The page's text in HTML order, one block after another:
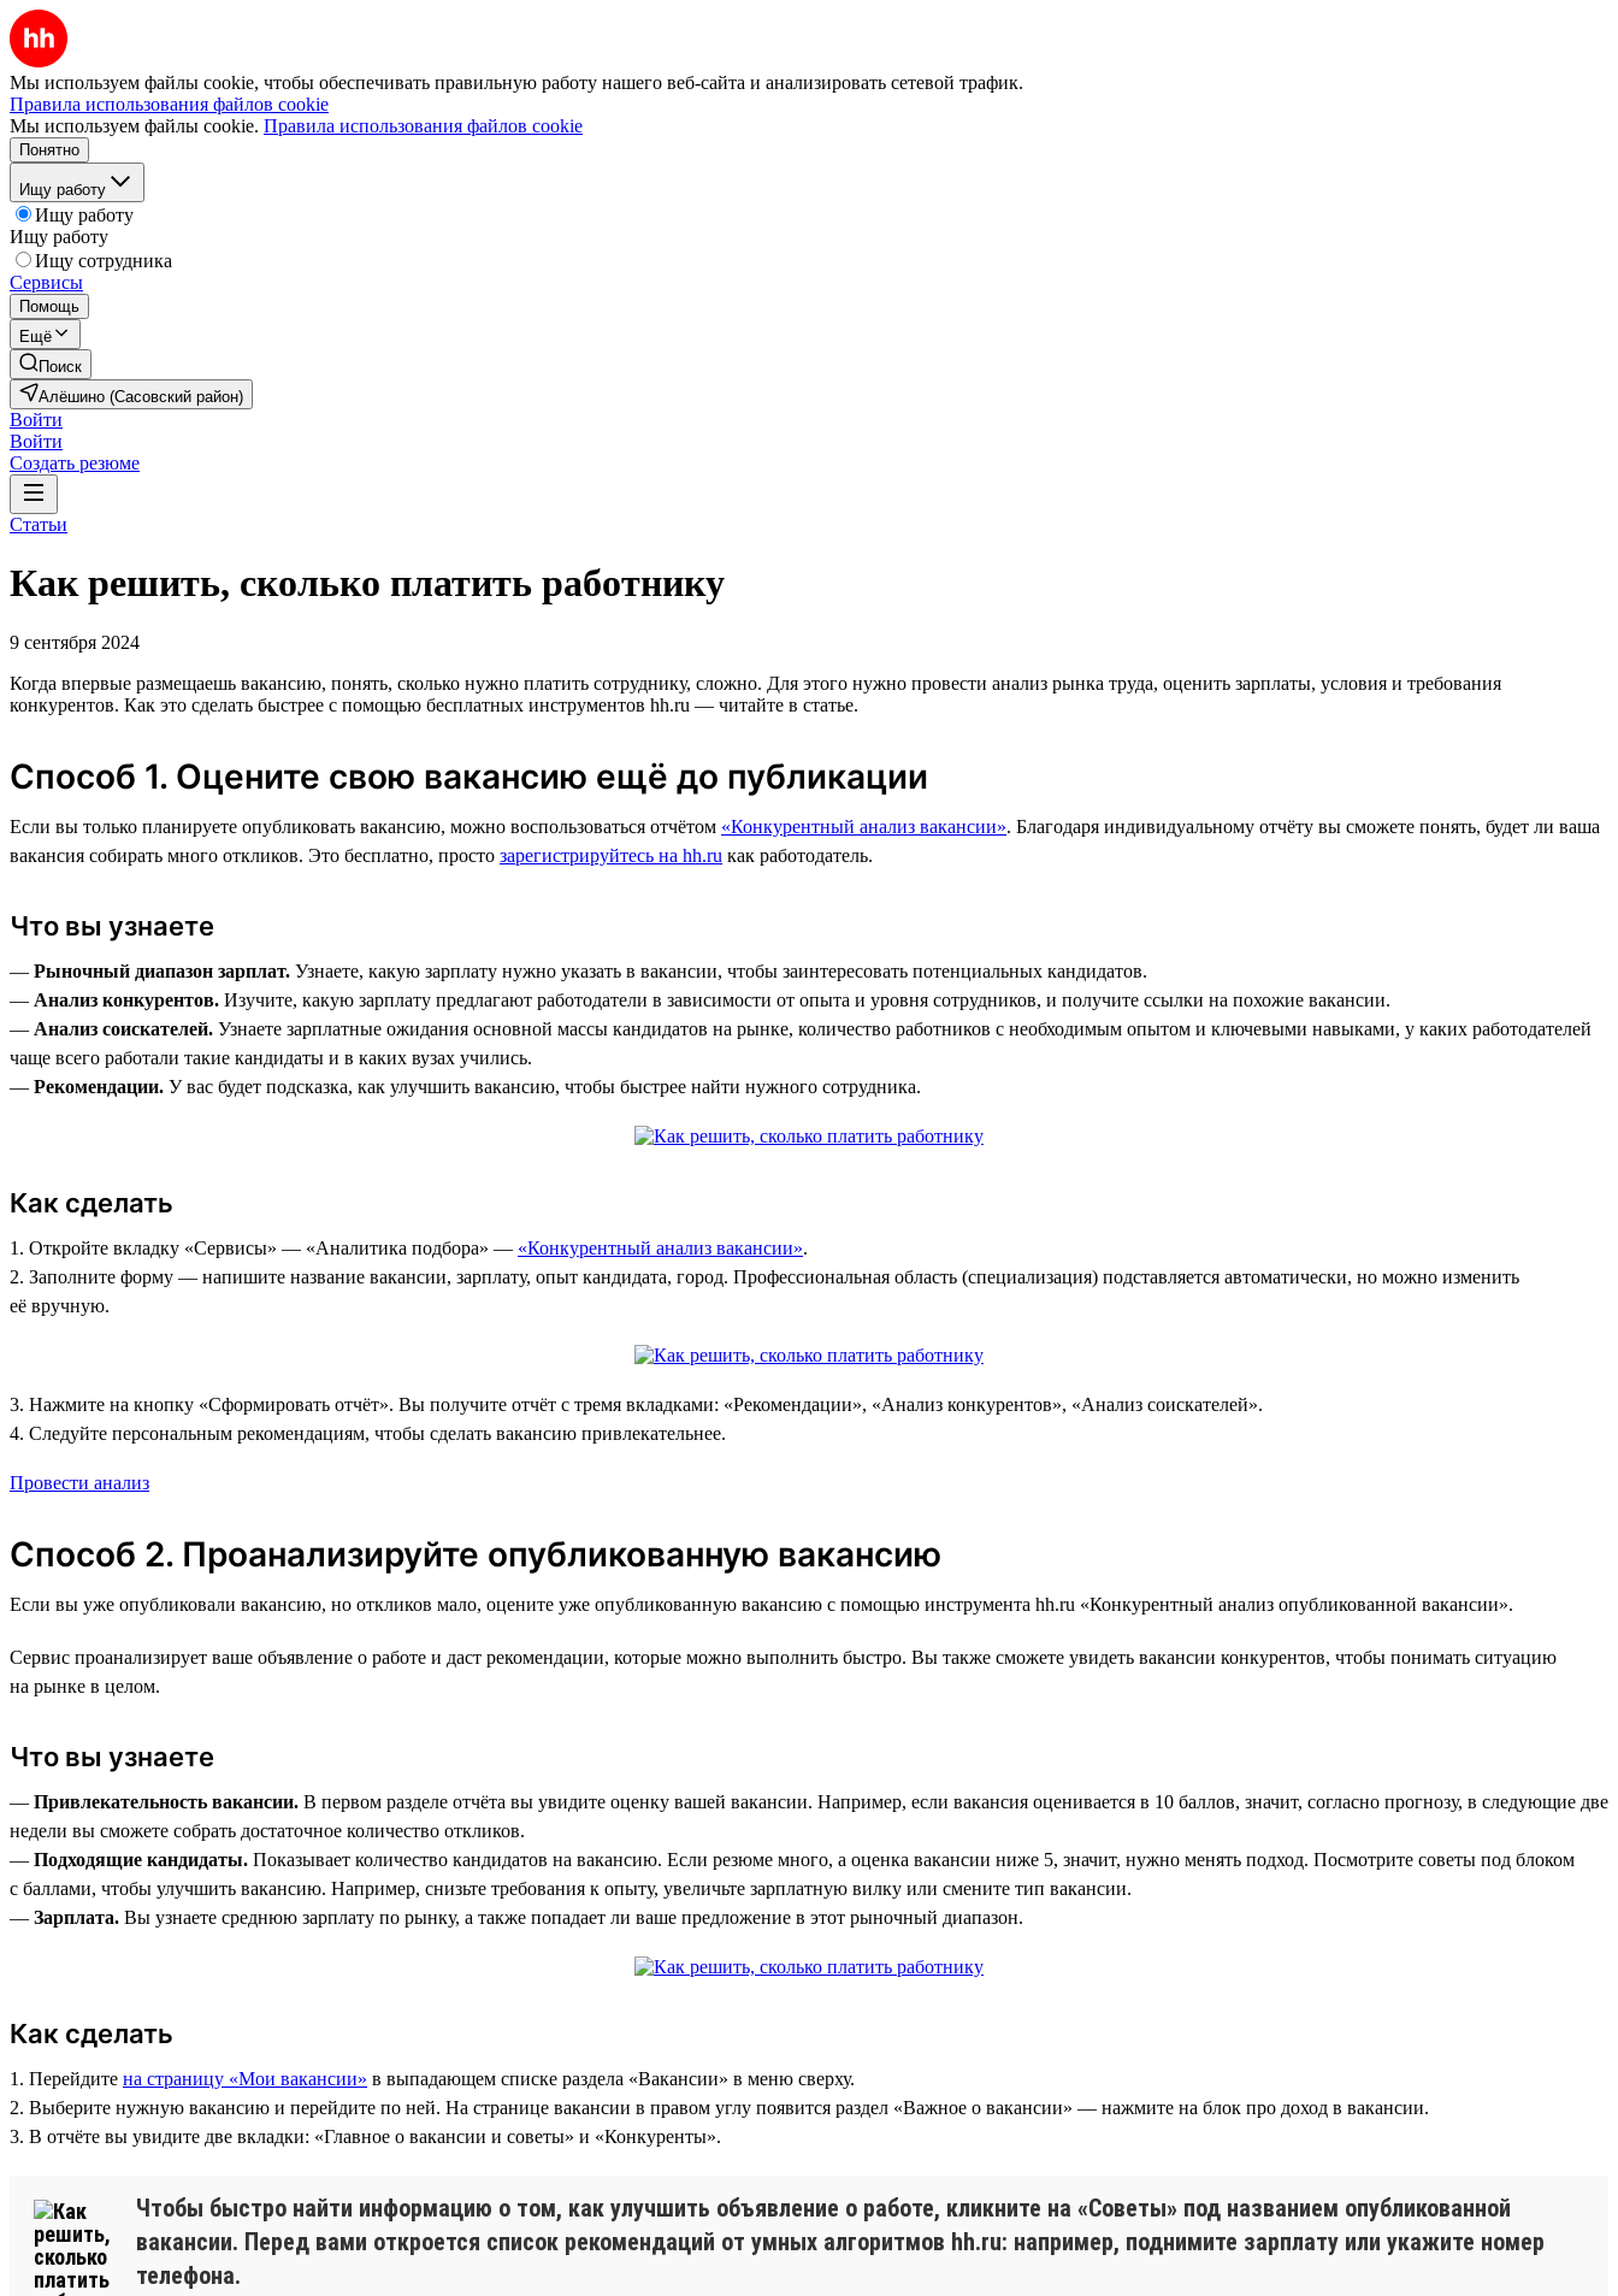
Мы используем файлы cookie, чтобы обеспечивать правильную работу нашего веб-сайта и анализировать сетевой трафик.
Правила использования файлов cookie
Мы используем файлы cookie. Правила использования файлов cookie
Понятно
Ищу работу
Ищу работу
Ищу работу
Ищу сотрудника
Сервисы
Помощь
Ещё
Поиск
Алёшино (Сасовский район)
Войти
Войти
Создать резюме
Статьи
Как решить, сколько платить работнику
9 сентября 2024
Когда впервые размещаешь вакансию, понять, сколько нужно платить сотруднику, сложно. Для этого нужно провести анализ рынка труда, оценить зарплаты, условия и требования
конкурентов. Как это сделать быстрее с помощью бесплатных инструментов hh.ru — читайте в статье.
Способ 1. Оцените свою вакансию ещё до публикации
Если вы только планируете опубликовать вакансию, можно воспользоваться отчётом «Конкурентный анализ вакансии». Благодаря индивидуальному отчёту вы сможете понять, будет ли ваша
вакансия собирать много откликов. Это бесплатно, просто зарегистрируйтесь на hh.ru как работодатель.
Что вы узнаете
— Рыночный диапазон зарплат. Узнаете, какую зарплату нужно указать в вакансии, чтобы заинтересовать потенциальных кандидатов.
— Анализ конкурентов. Изучите, какую зарплату предлагают работодатели в зависимости от опыта и уровня сотрудников, и получите ссылки на похожие вакансии.
— Анализ соискателей. Узнаете зарплатные ожидания основной массы кандидатов на рынке, количество работников с необходимым опытом и ключевыми навыками, у каких работодателей
чаще всего работали такие кандидаты и в каких вузах учились.
— Рекомендации. У вас будет подсказка, как улучшить вакансию, чтобы быстрее найти нужного сотрудника.
Как сделать
1. Откройте вкладку «Сервисы»‎ — «Аналитика подбора» — «Конкурентный анализ вакансии».
2. Заполните форму — напишите название вакансии, зарплату, опыт кандидата, город. Профессиональная область (специализация) подставляется автоматически, но можно изменить
её вручную.
3. Нажмите на кнопку «Сформировать отчёт». Вы получите отчёт с тремя вкладками: «Рекомендации», «Анализ конкурентов», «Анализ соискателей».
4. Следуйте персональным рекомендациям, чтобы сделать вакансию привлекательнее.
Провести анализ
Способ 2. Проанализируйте опубликованную вакансию
Если вы уже опубликовали вакансию, но откликов мало, оцените уже опубликованную вакансию с помощью инструмента hh.ru «Конкурентный анализ опубликованной вакансии».
Сервис проанализирует ваше объявление о работе и даст рекомендации, которые можно выполнить быстро. Вы также сможете увидеть вакансии конкурентов, чтобы понимать ситуацию
на рынке в целом.
Что вы узнаете
— Привлекательность вакансии. В первом разделе отчёта вы увидите оценку вашей вакансии. Например, если вакансия оценивается в 10 баллов, значит, согласно прогнозу, в следующие две
недели вы сможете собрать достаточное количество откликов.
— Подходящие кандидаты. Показывает количество кандидатов на вакансию. Если резюме много, а оценка вакансии ниже 5, значит, нужно менять подход. Посмотрите советы под блоком
с баллами, чтобы улучшить вакансию. Например, снизьте требования к опыту, увеличьте зарплатную вилку или смените тип вакансии.
— Зарплата. Вы узнаете среднюю зарплату по рынку, а также попадает ли ваше предложение в этот рыночный диапазон.
Как сделать
1. Перейдите на страницу «Мои вакансии» в выпадающем списке раздела «Вакансии» в меню сверху.
2. Выберите нужную вакансию и перейдите по ней. На странице вакансии в правом углу появится раздел «Важное о вакансии» — нажмите на блок про доход в вакансии.
3. В отчёте вы увидите две вкладки: «Главное о вакансии и советы» и «Конкуренты».
Чтобы быстро найти информацию о том, как улучшить объявление о работе, кликните на «Советы» под названием опубликованной
вакансии. Перед вами откроется список рекомендаций от умных алгоритмов hh.ru: например, поднимите зарплату или укажите номер
телефона.